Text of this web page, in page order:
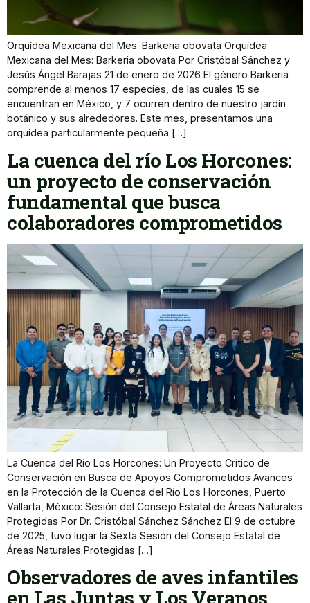
Orquídea Mexicana del Mes: Barkeria obovata Orquídea
Mexicana del Mes: Barkeria obovata Por Cristóbal Sánchez y
Jesús Ángel Barajas 21 de enero de 2026 El género Barkeria
comprende al menos 17 especies, de las cuales 15 se
encuentran en México, y 7 ocurren dentro de nuestro jardín
botánico y sus alrededores. Este mes, presentamos una
orquídea particularmente pequeña […]
La cuenca del río Los Horcones:
un proyecto de conservación
fundamental que busca
colaboradores comprometidos
La Cuenca del Río Los Horcones: Un Proyecto Crítico de
Conservación en Busca de Apoyos Comprometidos Avances
en la Protección de la Cuenca del Río Los Horcones, Puerto
Vallarta, México: Sesión del Consejo Estatal de Áreas Naturales
Protegidas Por Dr. Cristóbal Sánchez Sánchez El 9 de octubre
de 2025, tuvo lugar la Sexta Sesión del Consejo Estatal de
Áreas Naturales Protegidas […]
Observadores de aves infantiles